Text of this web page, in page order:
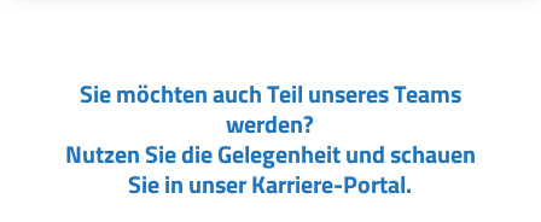
Sie möchten auch Teil unseres Teams
werden?
Nutzen Sie die Gelegenheit und schauen
Sie in unser Karriere-Portal.